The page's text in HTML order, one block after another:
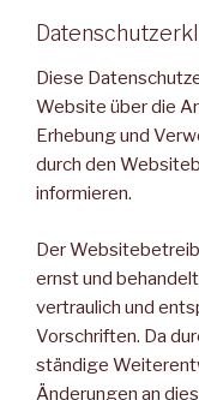
Diese
Website über die
Erhebung und
durch den
informieren.
Der
ernst und
vertraulich und
Vorschriften. Da
ständige
Änderungen an